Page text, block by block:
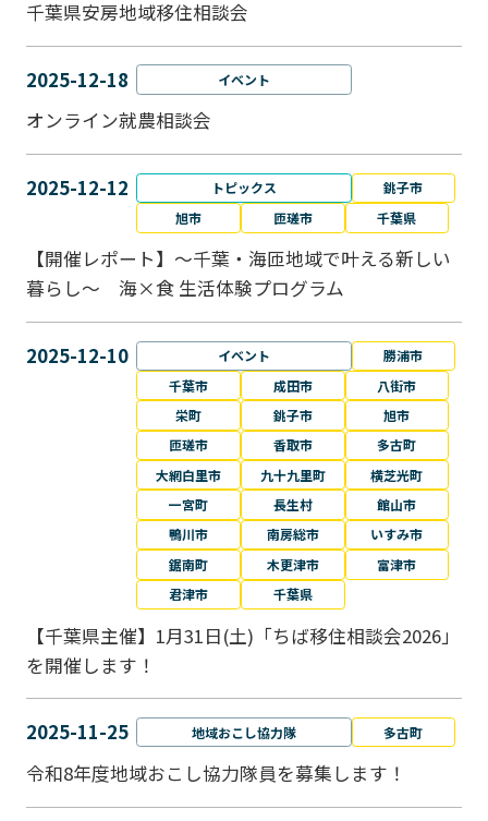
千葉県安房地域移住相談会
2025-12-18 イベント
オンライン就農相談会
2025-12-12 トピックス
銚子市
旭市
匝瑳市 千葉県
【開催レポート】～千葉・海匝地域で叶える新しい
暮らし～ 海×食 生活体験プログラム
2025-12-10 イベント
勝浦市
千葉市
成田市
八街市
栄町
銚子市
旭市
匝瑳市
香取市
多古町
大網白里市
九十九里町
横芝光町
一宮町
長生村
館山市
鴨川市
南房総市
いすみ市
鋸南町
木更津市
富津市
君津市
千葉県
【千葉県主催】1月31日(土)「ちば移住相談会2026」
を開催します！
2025-11-25 地域おこし協力隊 多古町
令和8年度地域おこし協力隊員を募集します！